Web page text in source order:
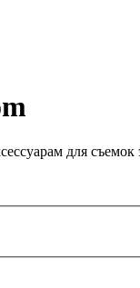
для съемок